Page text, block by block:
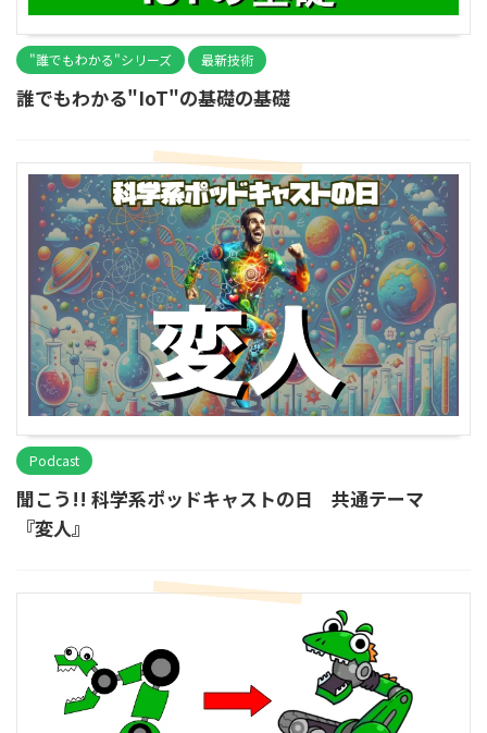
"誰でもわかる"シリーズ 最新技術
誰でもわかる"IoT"の基礎の基礎
Podcast
聞こう!! 科学系ポッドキャストの日 共通テーマ
『変人』